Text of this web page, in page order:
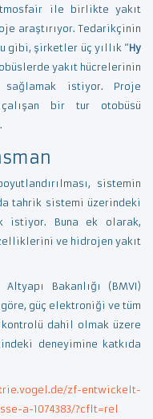
ile birlikte yakıt
araştırıyor. Tedarikçinin
gibi, şirketler üç yıllık “Hy
yakıt hücrelerinin
istiyor. Proje
çalışan bir tur otobüsü
sistemin
tahrik sistemi üzerindeki
istiyor. Buna ek olarak,
ve hidrojen yakıt
Bakanlığı (BMVI)
güç elektroniği ve tüm
dahil olmak üzere
deneyimine katkıda
zf-entwickelt-
a-1074383/?cflt=rel